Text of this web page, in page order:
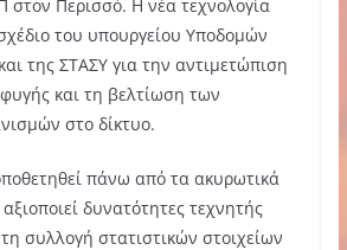
Περισσό. Η νέα τεχνολογία
του υπουργείου Υποδομών
της ΣΤΑΣΥ για την αντιμετώπιση
και τη βελτίωση των
στο δίκτυο.
πάνω από τα ακυρωτικά
δυνατότητες τεχνητής
συλλογή στατιστικών στοιχείων